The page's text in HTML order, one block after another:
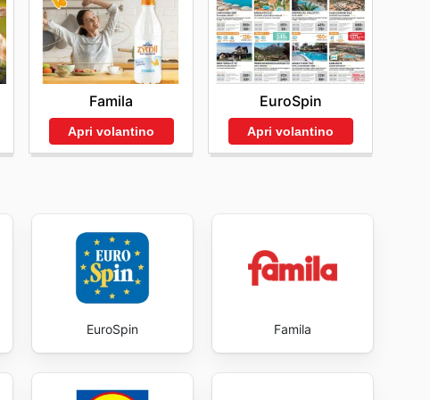
la spesa di qualità accessibile a tutti,
La dinamicità delle loro promozioni, con nuovi
e gratificante. Stay up to date with
possono variare a seconda della tua
Market, ti consigliamo di visitare il sito
e aggiornate.
Famila
Apri volantino
EuroSpin
Apri volantino
EuroSpin Famila